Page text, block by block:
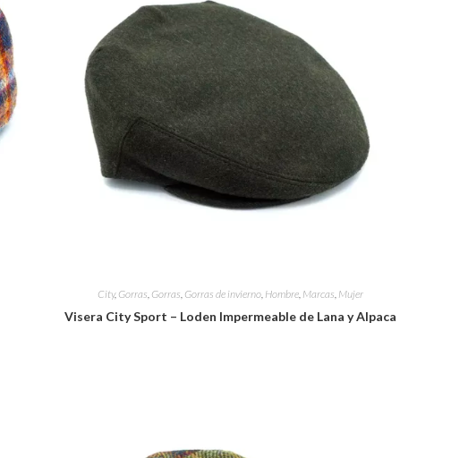
City, Gorras Gorras Gorras de invierno Hombre Marcas Mujer
Visera City Sport – Loden Impermeable de Lana y Alpaca